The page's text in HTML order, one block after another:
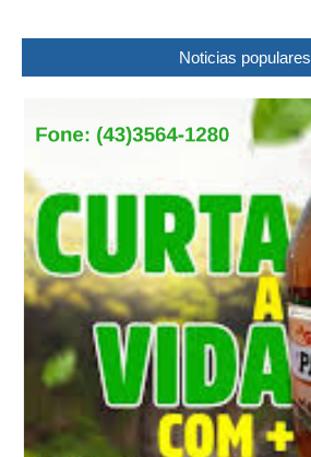
Noticias populares